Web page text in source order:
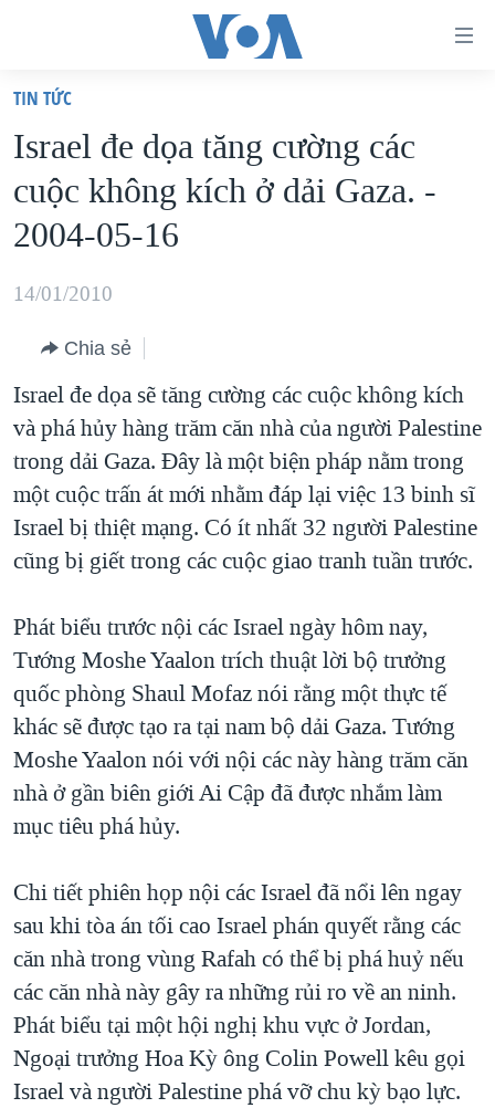
truy
cập
Tới
nội
chính
hướng
chính
Đi
tới
"Tìm"
VIỆT NAM
HOA KỲ
BIỂN ĐÔNG
THẾ GIỚI
DIỄN ĐÀN
MỤC
TỰ DO BÁO CHÍ
VẠCH TRẦN TIN GIẢ
NGƯỜI VIỆT HẢI NGOẠI
ĐỜI SỐNG
KHOA HỌC
SỨC KHOẺ
VĂN HOÁ
THỂ THAO
GIÁO DỤC
CHUYÊN ĐỀ
CHIẾN TRANH THƯƠNG MẠI CỦA MỸ: QUÁ KHỨ VÀ HIỆN
TẠI
HÀNH TRÌNH BẦU CỬ 2024
GIẢI MÃ VÀNH ĐAI & CON ĐƯỜNG
NGÀY TỊ NẠN THẾ GIỚI
TRỊNH VĨNH BÌNH - NGƯỜI HẠ 'BÊN THẮNG CUỘC'
GROUND ZERO – XƯA VÀ NAY
CHI PHÍ CHIẾN TRANH AFGHANISTAN
CÁC GIÁ TRỊ CỘNG HÒA Ở VIỆT NAM
TRỊNH VĨNH BÌNH VS. CHÍNH PHỦ VIỆT NAM
NGƯ DÂN VIỆT VÀ LÀN SÓNG TRỘM HẢI SÂM
BÊN KIA QUỐC LỘ: TIẾNG VỌNG TỪ NÔNG THÔN MỸ
QUAN HỆ VIỆT MỸ
HỌC TIẾNG ANH
VIDEO
NGHE
MẠNG XÃ HỘI
Ngôn ngữ khác
TIN TỨC
Israel đe dọa tăng cường các
cuộc không kích ở dải Gaza. -
2004-05-16
14/01/2010
Chia sẻ
Israel đe dọa sẽ tăng cường các cuộc không kích
và phá hủy hàng trăm căn nhà của người Palestine
trong dải Gaza. Đây là một biện pháp nằm trong
một cuộc trấn át mới nhằm đáp lại việc 13 binh sĩ
Israel bị thiệt mạng. Có ít nhất 32 người Palestine
cũng bị giết trong các cuộc giao tranh tuần trước.
Phát biểu trước nội các Israel ngày hôm nay,
Tướng Moshe Yaalon trích thuật lời bộ trưởng
quốc phòng Shaul Mofaz nói rằng một thực tế
khác sẽ được tạo ra tại nam bộ dải Gaza. Tướng
Moshe Yaalon nói với nội các này hàng trăm căn
nhà ở gần biên giới Ai Cập đã được nhắm làm
mục tiêu phá hủy.
Chi tiết phiên họp nội các Israel đã nổi lên ngay
sau khi tòa án tối cao Israel phán quyết rằng các
căn nhà trong vùng Rafah có thể bị phá huỷ nếu
các căn nhà này gây ra những rủi ro về an ninh.
Phát biểu tại một hội nghị khu vực ở Jordan,
Ngoại trưởng Hoa Kỳ ông Colin Powell kêu gọi
Israel và người Palestine phá vỡ chu kỳ bạo lực.